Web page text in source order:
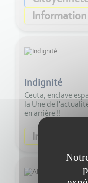
Information
Indignité
Ceuta, enclave
la Une de
en arrière !!
Information